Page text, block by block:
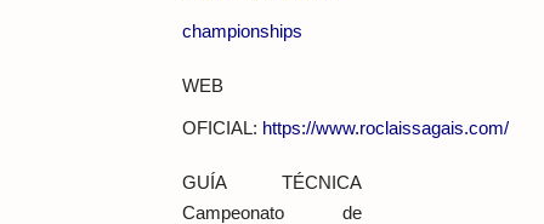
championships
WEB
OFICIAL: https://www.roclaissagais.com/
GUÍA TÉCNICA
Campeonato de